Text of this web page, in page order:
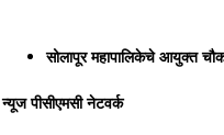
सोलापूर महापालिकेचे आयुक्त
न्यूज पीसीएमसी नेटवर्क